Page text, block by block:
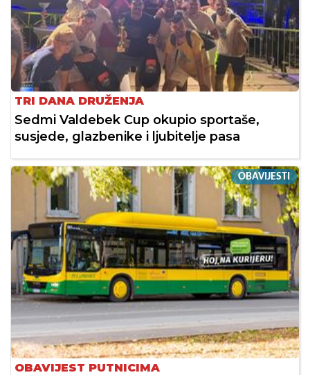
TRI DANA DRUŽENJA
Sedmi Valdebek Cup okupio sportaše,
susjede, glazbenike i ljubitelje pasa
OBAVIJESTI
OBAVIJEST PUTNICIMA